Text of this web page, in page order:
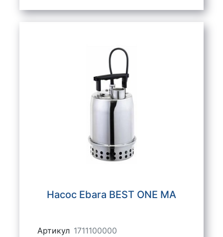
Насос Ebara BEST ONE MA
Артикул 1711100000